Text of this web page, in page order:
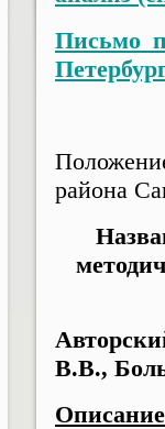
Письмо
района
В.В.,